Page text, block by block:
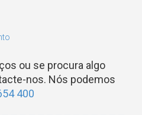
ou se procura algo
nos. Nós podemos
400